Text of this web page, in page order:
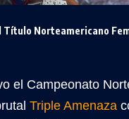
Título Norteamericano
el Campeonato
Triple Amenaza